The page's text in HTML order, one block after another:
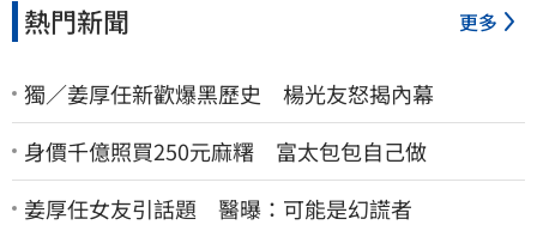
熱門新聞 更多
獨／姜厚任新歡爆黑歷史 楊光友怒揭內幕
身價千億照買250元麻糬 富太包包自己做
姜厚任女友引話題 醫曝：可能是幻謊者